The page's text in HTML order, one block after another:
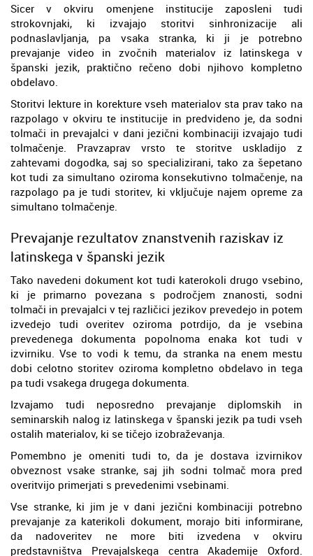
Sicer v okviru omenjene institucije zaposleni tudi
strokovnjaki, ki izvajajo storitvi sinhronizacije ali
podnaslavljanja, pa vsaka stranka, ki ji je potrebno
prevajanje video in zvočnih materialov iz latinskega v
španski jezik, praktično rečeno dobi njihovo kompletno
obdelavo.
Storitvi lekture in korekture vseh materialov sta prav tako na
razpolago v okviru te institucije in predvideno je, da sodni
tolmači in prevajalci v dani jezični kombinaciji izvajajo tudi
tolmačenje. Pravzaprav vrsto te storitve uskladijo z
zahtevami dogodka, saj so specializirani, tako za šepetano
kot tudi za simultano oziroma konsekutivno tolmačenje, na
razpolago pa je tudi storitev, ki vključuje najem opreme za
simultano tolmačenje.
Prevajanje rezultatov znanstvenih raziskav iz
latinskega v španski jezik
Tako navedeni dokument kot tudi katerokoli drugo vsebino,
ki je primarno povezana s področjem znanosti, sodni
tolmači in prevajalci v tej različici jezikov prevedejo in potem
izvedejo tudi overitev oziroma potrdijo, da je vsebina
prevedenega dokumenta popolnoma enaka kot tudi v
izvirniku. Vse to vodi k temu, da stranka na enem mestu
dobi celotno storitev oziroma kompletno obdelavo in tega
pa tudi vsakega drugega dokumenta.
Izvajamo tudi neposredno prevajanje diplomskih in
seminarskih nalog iz latinskega v španski jezik pa tudi vseh
ostalih materialov, ki se tičejo izobraževanja.
Pomembno je omeniti tudi to, da je dostava izvirnikov
obveznost vsake stranke, saj jih sodni tolmač mora pred
overitvijo primerjati s prevedenimi vsebinami.
Vse stranke, ki jim je v dani jezični kombinaciji potrebno
prevajanje za katerikoli dokument, morajo biti informirane,
da nadoveritev ne more biti izvedena v okviru
predstavništva Prevajalskega centra Akademije Oxford.